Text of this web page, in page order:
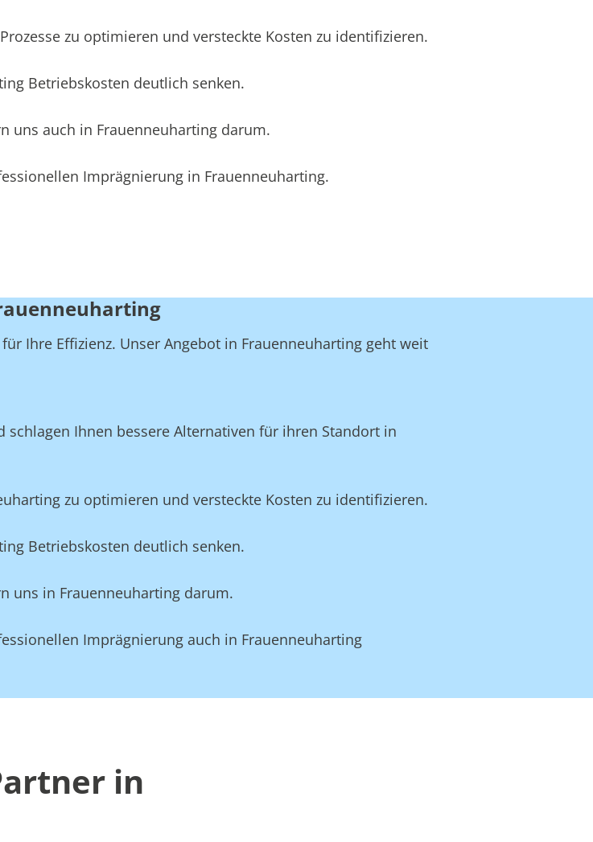
zu optimieren und versteckte Kosten zu identifizieren.
Betriebskosten deutlich senken.
uns auch in Frauenneuharting darum.
Imprägnierung in Frauenneuharting.
Ihre Effizienz. Unser Angebot in Frauenneuharting geht weit
Ihnen bessere Alternativen für ihren Standort in
zu optimieren und versteckte Kosten zu identifizieren.
Betriebskosten deutlich senken.
uns in Frauenneuharting darum.
Imprägnierung auch in Frauenneuharting
in